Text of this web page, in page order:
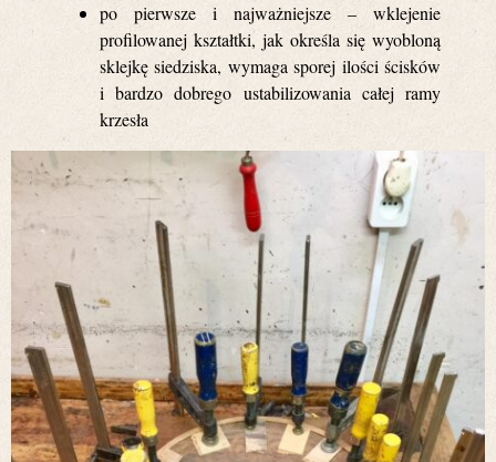
po pierwsze i najważniejsze – wklejenie
profilowanej kształtki, jak określa się wyobloną
sklejkę siedziska, wymaga sporej ilości ścisków
i bardzo dobrego ustabilizowania całej ramy
krzesła